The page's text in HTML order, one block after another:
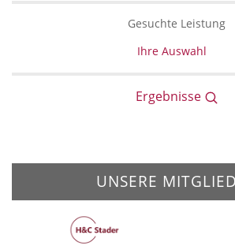
Gesuchte Leistung
Ihre Auswahl
Ergebnisse
UNSERE